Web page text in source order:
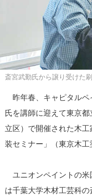
斎宮武勤氏から譲り受けた
昨年春、キャピタルペ
氏を講師に迎えて東京
立区）で開催された木
装セミナー」（東京木工
ユニオンペイントの米
は千葉大学木材工芸科